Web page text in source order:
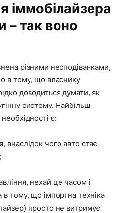
іммобілайзера
– так воно
різними несподіванками,
в тому, що власнику
доводиться думати, як
систему. Найбільш
є:
внаслідок чого авто стає
нехай це часом і
в тому, що імпортна техніка
просто не витримує